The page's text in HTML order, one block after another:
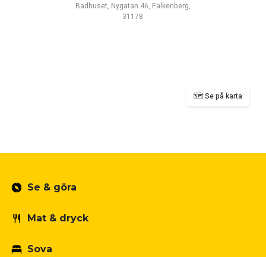
Badhuset, Nygatan 46, Falkenberg,
31178
🗺️ Se på karta
Se & göra
Mat & dryck
Sova